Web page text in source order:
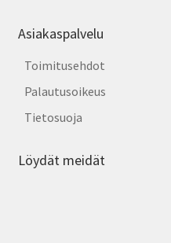
Asiakaspalvelu
Toimitusehdot
Palautusoikeus
Tietosuoja
Löydät meidät